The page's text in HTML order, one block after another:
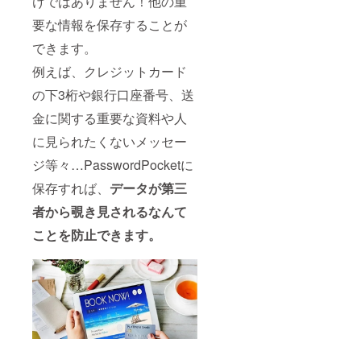
要な情報を保存することが
できます。
例えば、クレジットカード
の下3桁や銀行口座番号、送
金に関する重要な資料や人
に見られたくないメッセー
ジ等々…PasswordPocketに
保存すれば、 データが第三
者から覗き見されるなんて
ことを防止できます。